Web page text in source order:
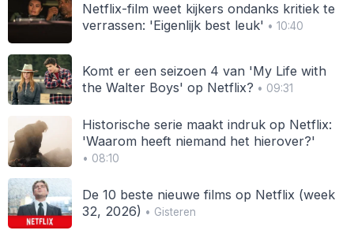
Netflix-film weet kijkers ondanks kritiek te
verrassen: 'Eigenlijk best leuk' • 10:40
Komt er een seizoen 4 van 'My Life with
the Walter Boys' op Netflix? • 09:31
Historische serie maakt indruk op Netflix:
'Waarom heeft niemand het hierover?'
• 08:10
De 10 beste nieuwe films op Netflix (week
32, 2026) • Gisteren